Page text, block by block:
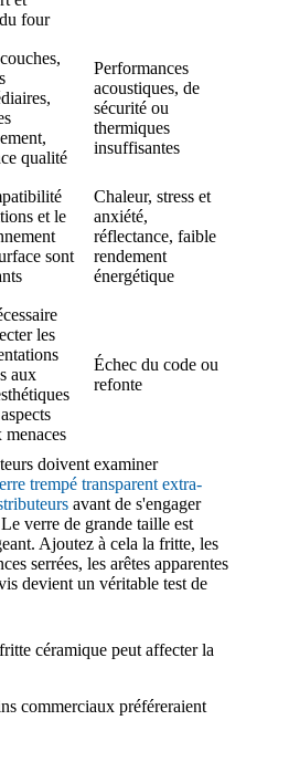
four
qualité
Performances
acoustiques, de
sécurité ou
thermiques
insuffisantes
et le
sont
Chaleur, stress et
anxiété,
réflectance, faible
rendement
énergétique
les
aux
menaces
Échec du code ou
refonte
doivent examiner
trempé transparent extra-
avant de s'engager
verre de grande taille est
Ajoutez à cela la fritte, les
serrées, les arêtes apparentes
devient un véritable test de
céramique peut affecter la
commerciaux préféreraient